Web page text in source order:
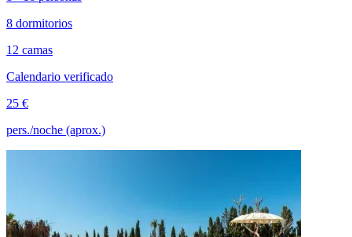
8 dormitorios
12 camas
Calendario verificado
25 €
pers./noche (aprox.)